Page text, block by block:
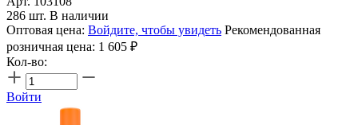
286 шт. В наличии
Оптовая цена: Войдите, чтобы увидеть Рекомендованная
розничная цена: 1 605 ₽
Кол-во:
Войти